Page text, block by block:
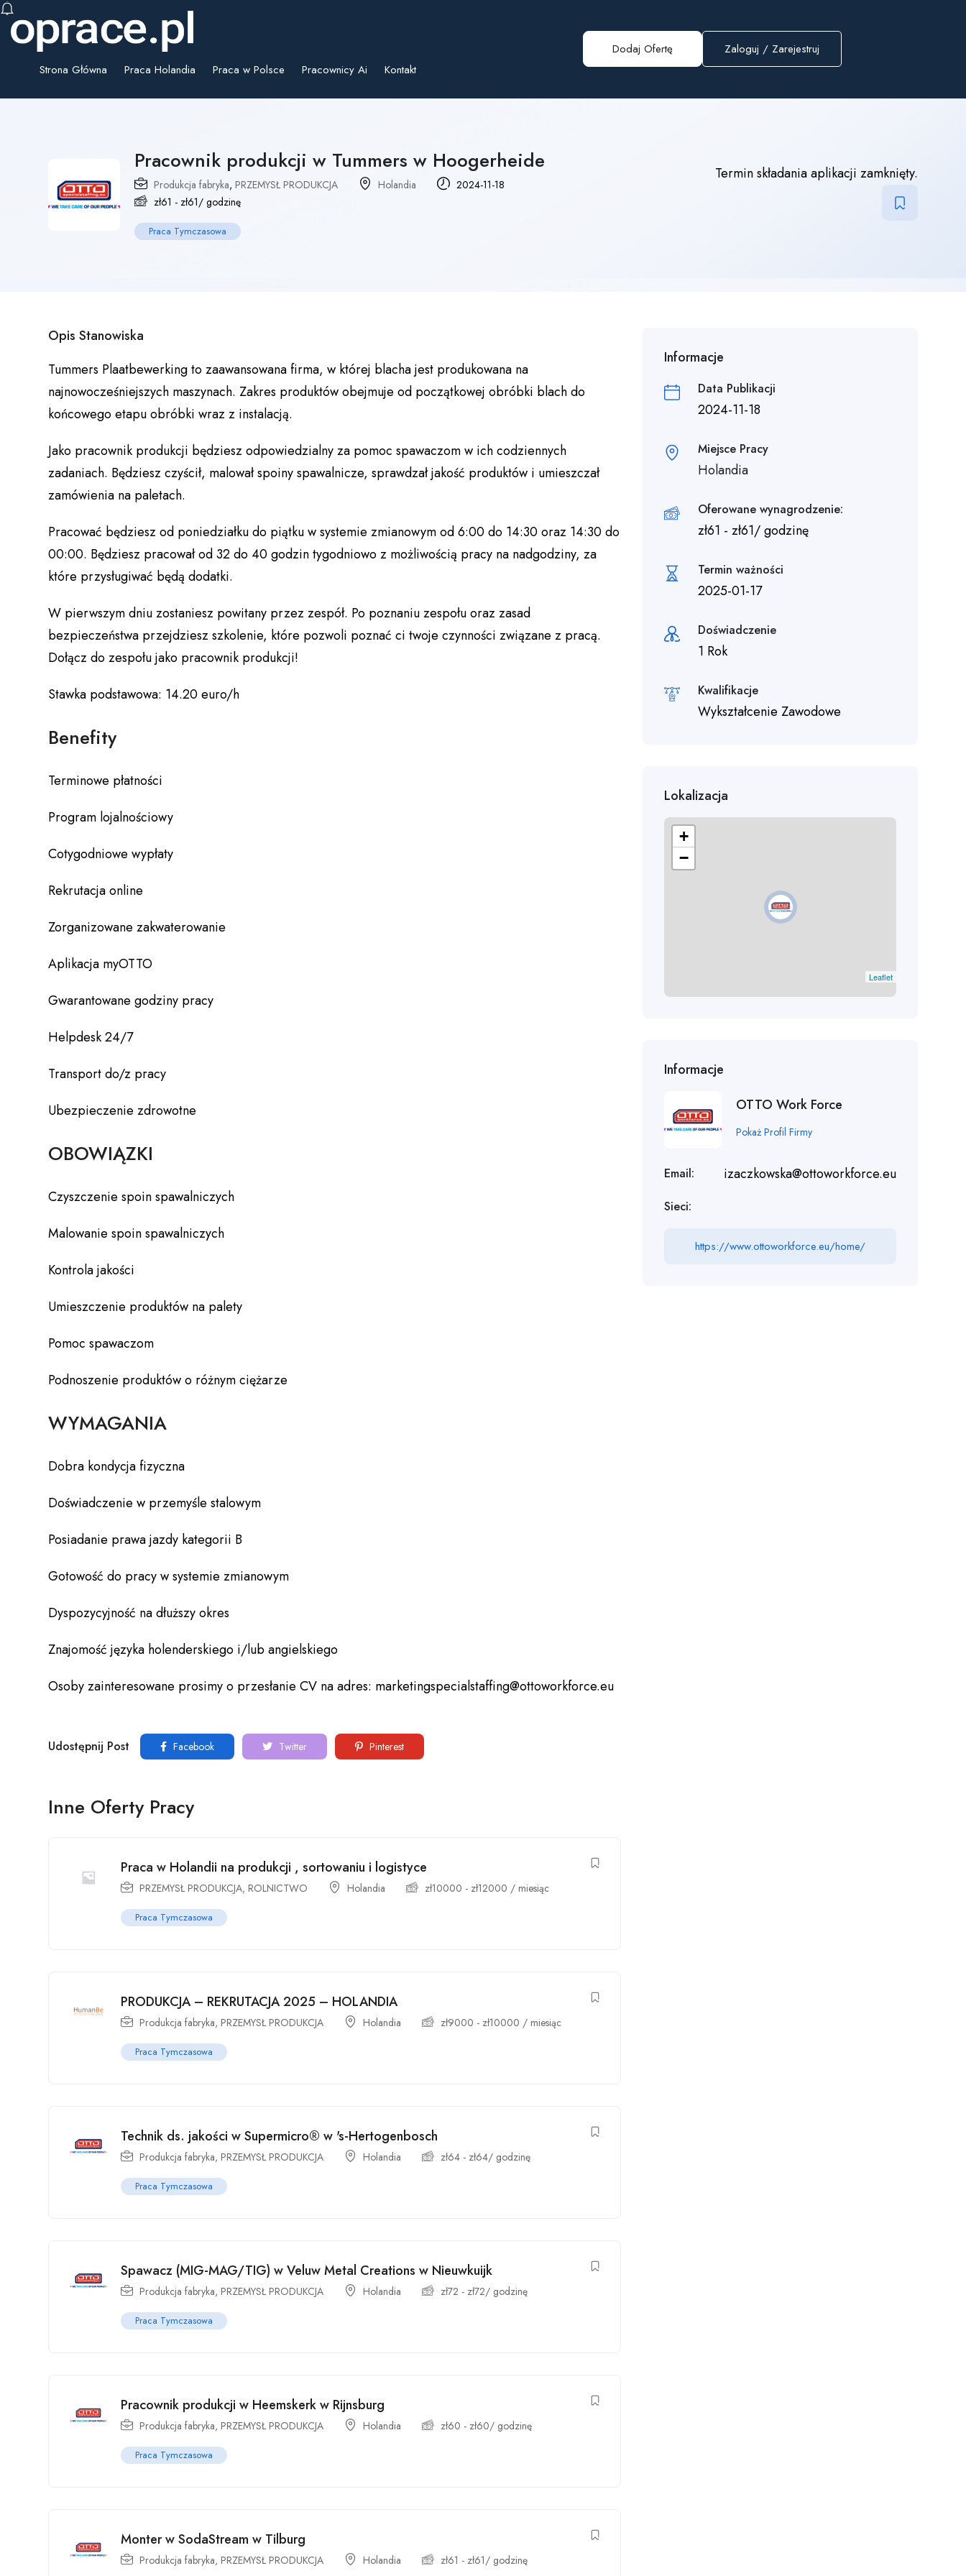
Strona Główna Praca Holandia Praca w Polsce Pracownicy Ai Kontakt
Dodaj Ofertę Zaloguj / Zarejestruj
Pracownik produkcji w Tummers w Hoogerheide
Produkcja fabryka, PRZEMYSŁ PRODUKCJA Holandia
2024-11-18
zł61 - zł61/ godzinę
Praca Tymczasowa
Termin składania aplikacji zamknięty.
Opis Stanowiska
Tummers Plaatbewerking to zaawansowana firma, w której blacha jest produkowana na
najnowocześniejszych maszynach. Zakres produktów obejmuje od początkowej obróbki blach do
końcowego etapu obróbki wraz z instalacją.
Jako pracownik produkcji będziesz odpowiedzialny za pomoc spawaczom w ich codziennych
zadaniach. Będziesz czyścił, malował spoiny spawalnicze, sprawdzał jakość produktów i umieszczał
zamówienia na paletach.
Pracować będziesz od poniedziałku do piątku w systemie zmianowym od 6:00 do 14:30 oraz 14:30 do
00:00. Będziesz pracował od 32 do 40 godzin tygodniowo z możliwością pracy na nadgodziny, za
które przysługiwać będą dodatki.
W pierwszym dniu zostaniesz powitany przez zespół. Po poznaniu zespołu oraz zasad
bezpieczeństwa przejdziesz szkolenie, które pozwoli poznać ci twoje czynności związane z pracą.
Dołącz do zespołu jako pracownik produkcji!
Stawka podstawowa: 14.20 euro/h
Benefity
Terminowe płatności
Program lojalnościowy
Cotygodniowe wypłaty
Rekrutacja online
Zorganizowane zakwaterowanie
Aplikacja myOTTO
Gwarantowane godziny pracy
Helpdesk 24/7
Transport do/z pracy
Ubezpieczenie zdrowotne
OBOWIĄZKI
Czyszczenie spoin spawalniczych
Malowanie spoin spawalniczych
Kontrola jakości
Umieszczenie produktów na palety
Pomoc spawaczom
Podnoszenie produktów o różnym ciężarze
WYMAGANIA
Dobra kondycja fizyczna
Doświadczenie w przemyśle stalowym
Posiadanie prawa jazdy kategorii B
Gotowość do pracy w systemie zmianowym
Dyspozycyjność na dłuższy okres
Znajomość języka holenderskiego i/lub angielskiego
Osoby zainteresowane prosimy o przesłanie CV na adres: marketingspecialstaffing@ottoworkforce.eu
Udostępnij Post Facebook Twitter Pinterest
Inne Oferty Pracy
Praca w Holandii na produkcji , sortowaniu i logistyce
PRZEMYSŁ PRODUKCJA, ROLNICTWO Holandia zł10000 - zł12000 / miesiąc
Praca Tymczasowa
PRODUKCJA – REKRUTACJA 2025 – HOLANDIA
Produkcja fabryka, PRZEMYSŁ PRODUKCJA Holandia zł9000 - zł10000 / miesiąc
Praca Tymczasowa
Technik ds. jakości w Supermicro® w 's-Hertogenbosch
Produkcja fabryka, PRZEMYSŁ PRODUKCJA Holandia zł64 - zł64/ godzinę
Praca Tymczasowa
Spawacz (MIG-MAG/TIG) w Veluw Metal Creations w Nieuwkuijk
Produkcja fabryka, PRZEMYSŁ PRODUKCJA Holandia zł72 - zł72/ godzinę
Praca Tymczasowa
Pracownik produkcji w Heemskerk w Rijnsburg
Produkcja fabryka, PRZEMYSŁ PRODUKCJA Holandia zł60 - zł60/ godzinę
Praca Tymczasowa
Monter w SodaStream w Tilburg
Produkcja fabryka, PRZEMYSŁ PRODUKCJA Holandia zł61 - zł61/ godzinę
Informacje
Data Publikacji
2024-11-18
Miejsce Pracy
Holandia
Oferowane wynagrodzenie:
zł61 - zł61/ godzinę
Termin ważności
2025-01-17
Doświadczenie
1 Rok
Kwalifikacje
Wykształcenie Zawodowe
Lokalizacja
+
−
Leaflet
Informacje
OTTO Work Force
Pokaż Profil Firmy
Email: izaczkowska@ottoworkforce.eu
Sieci:
https://www.ottoworkforce.eu/home/